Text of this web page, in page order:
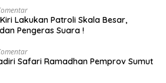
Lakukan Patroli Skala Besar,
Pengeras Suara !
Safari Ramadhan Pemprov Sumut